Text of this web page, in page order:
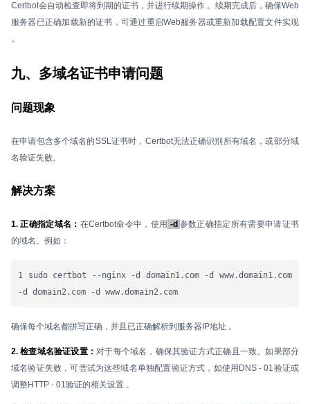
Certbot会自动检查即将到期的证书，并进行续期操作 。续期完成后，确保Web
服务器已正确加载新的证书，可通过重启Web服务器或重新加载配置文件实现
。
九、多域名证书申请问题
问题现象
在申请包含多个域名的SSL证书时，Certbot无法正确识别所有域名，或部分域
名验证失败。
解决方案
1. 正确指定域名： 在Certbot命令中，使用 -d 参数正确指定所有需要申请证书
的域名。例如：
1 sudo certbot --nginx -d domain1.com -d www.domain1.com
-d domain2.com -d www.domain2.com
确保每个域名都拼写正确，并且已正确解析到服务器IP地址 。
2. 检查域名验证设置：对于每个域名，确保其验证方式正确且一致。如果部分
域名验证失败，可尝试为这些域名单独配置验证方式，如使用DNS - 01验证或
调整HTTP - 01验证的相关设置 。